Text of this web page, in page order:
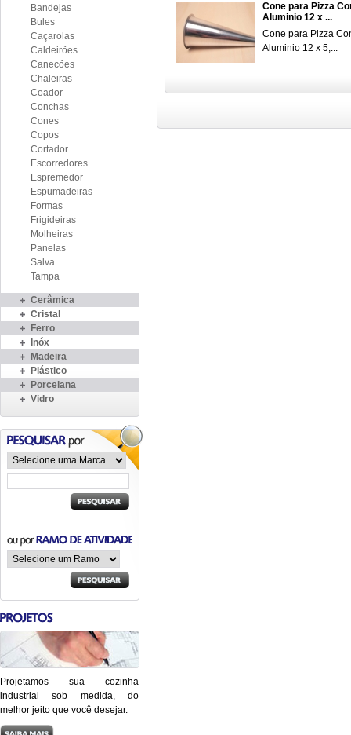
Bandejas
Bules
Caçarolas
Caldeirões
Canecões
Chaleiras
Coador
Conchas
Cones
Copos
Cortador
Escorredores
Espremedor
Espumadeiras
Formas
Frigideiras
Molheiras
Panelas
Salva
Tampa
Cerâmica
Cristal
Ferro
Inóx
Madeira
Plástico
Porcelana
Vidro
Projetamos sua cozinha
industrial sob medida, do
melhor jeito que você desejar.
Cone para Pizza
Aluminio 12 x ...
Cone para Pizza
Aluminio 12 x 5,...